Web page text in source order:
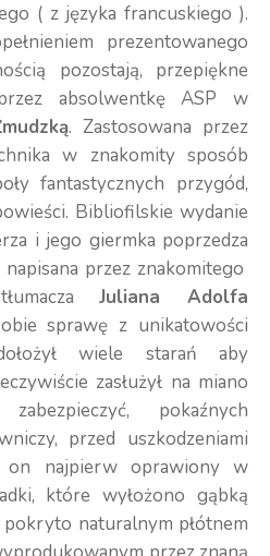
( z języka francuskiego ).
prezentowanego
pozostają, przepiękne
absolwentkę ASP w
. Zastosowana przez
w znakomity sposób
fantastycznych przygód,
Bibliofilskie wydanie
i jego giermka poprzedza
napisana przez znakomitego
Juliana Adolfa
sprawę z unikatowości
wiele starań aby
zasłużył na miano
pokaźnych
przed uszkodzeniami
on najpierw oprawiony w
które wyłożono gąbką
naturalnym płótnem